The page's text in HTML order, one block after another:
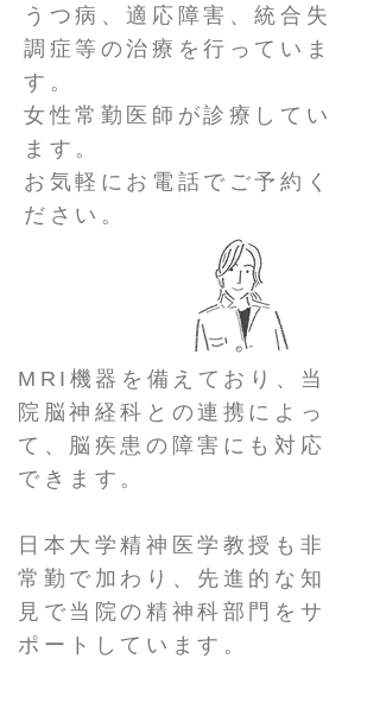
うつ病、適応障害、統合失
調症等の治療を行っていま
す。
女性常勤医師が診療してい
ます。
お気軽にお電話でご予約く
ださい。
MRI機器を備えており、当
院脳神経科との連携によっ
て、脳疾患の障害にも対応
できます。
​日本大学精神医学教授も非
常勤で加わり、先進的な知
見で当院の精神科部門をサ
ポートしています。